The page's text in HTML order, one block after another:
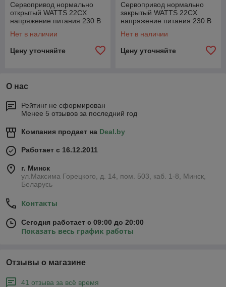
Сервопривод нормально
открытый WATTS 22CX
напряжение питания 230 В
Нет в наличии
Цену уточняйте
Сервопривод нормально
закрытый WATTS 22CX
напряжение питания 230 В
Нет в наличии
Цену уточняйте
О нас
Рейтинг не сформирован
Менее 5 отзывов за последний год
Компания продает на Deal.by
Работает с 16.12.2011
г. Минск
ул.Максима Горецкого, д. 14, пом. 503, каб. 1-8, Минск,
Беларусь
Контакты
Сегодня работает с 09:00 до 20:00
Показать весь график работы
Отзывы о магазине
41 отзыва за всё время